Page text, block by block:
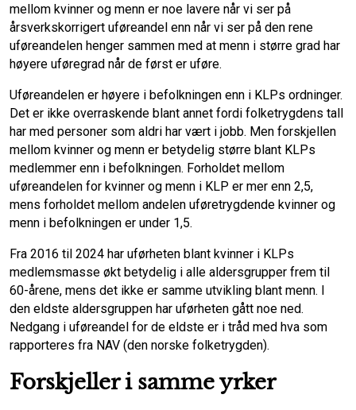
mellom kvinner og menn er noe lavere når vi ser på
årsverkskorrigert uføreandel enn når vi ser på den rene
uføreandelen henger sammen med at menn i større grad har
høyere uføregrad når de først er uføre.
Uføreandelen er høyere i befolkningen enn i KLPs ordninger.
Det er ikke overraskende blant annet fordi folketrygdens tall
har med personer som aldri har vært i jobb. Men forskjellen
mellom kvinner og menn er betydelig større blant KLPs
medlemmer enn i befolkningen. Forholdet mellom
uføreandelen for kvinner og menn i KLP er mer enn 2,5,
mens forholdet mellom andelen uføretrygdende kvinner og
menn i befolkningen er under 1,5.
Fra 2016 til 2024 har uførheten blant kvinner i KLPs
medlemsmasse økt betydelig i alle aldersgrupper frem til
60-årene, mens det ikke er samme utvikling blant menn. I
den eldste aldersgruppen har uførheten gått noe ned.
Nedgang i uføreandel for de eldste er i tråd med hva som
rapporteres fra NAV (den norske folketrygden).
Forskjeller i samme yrker